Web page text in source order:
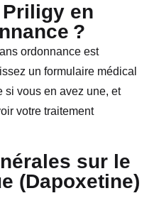
en
?
ordonnance est
un formulaire médical
si vous en avez une, et
votre traitement
sur le
(Dapoxetine)